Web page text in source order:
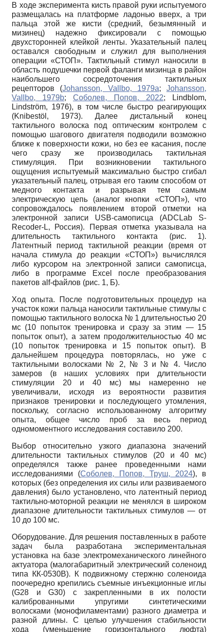
В ходе эксперимента кисть правой руки испытуемого
размещалась на платформе ладонью вверх, а три
пальца этой же кисти (средний, безымянный и
мизинец) надежно фиксировали с помощью
двухсторонней клейкой ленты. Указательный палец
оставался свободным и служил для выполнения
операции «СТОП». Тактильный стимул наносили в
область подушечки первой фаланги мизинца в район
наибольшего сосредоточения тактильных
рецепторов (Johansson, Vallbo, 1979a; Johansson,
Vallbo, 1979b; Соболев, Попов, 2022; Lindblom,
Lindström, 1976), в том числе быстро реагирующих
(Knibestöl, 1973). Далее дистальный конец
тактильного волоска под оптическим контролем с
помощью шагового двигателя подводили возможно
ближе к поверхности кожи, но без ее касания, после
чего сразу же производилась тактильная
стимуляция. При возникновении тактильного
ощущения испытуемый максимально быстро сгибал
указательный палец, отрывая его таким способом от
медного контакта и разрывая тем самым
электрическую цепь (аналог кнопки «СТОП»), что
сопровождалось появлением второй отметки на
электронной записи USB-самописца (ADCLab S-
Recoder-L, Россия). Первая отметка указывала на
длительность тактильного контакта (рис. 1).
Латентный период тактильной реакции (время от
начала стимула до реакции «СТОП») вычислялся
либо курсором на электронной записи самописца,
либо в программе Excel после преобразования
пакетов alf-файлов (рис. 1, Б).
Ход опыта. После подготовительных процедур на
участок кожи пальца наносили тактильные стимулы с
помощью тактильного волоска № 1 длительностью 20
мс (10 попыток тренировка и сразу за этим — 15
попыток опыт), а затем продолжительностью 40 мс
(10 попыток тренировка и 15 попыток опыт). В
дальнейшем процедура повторялась, но уже с
тактильными волосками № 2, № 3 и № 4. Число
замеров (в наших условиях при длительности
стимуляции 20 и 40 мс) мы намеренно не
увеличивали, исходя из вероятности развития
признаков тренировки и последующего утомления,
поскольку, согласно использованному алгоритму
опыта, общее число проб за весь период
одномоментного исследования составило 200.
Выбор относительно узкого диапазона значений
длительности тактильных стимулов (20 и 40 мс)
определялся также ранее проведенными нами
исследованиями (Соболев, Попов, Труш, 2024), в
которых (без определения их силы или развиваемого
давления) было установлено, что латентный период
тактильно-моторной реакции не менялся в широком
диапазоне длительности тактильных стимулов — от
10 до 100 мс.
Оборудование. Для решения поставленных в работе
задач была разработана экспериментальная
установка на базе электромеханического линейного
актуатора (малогабаритный электрический соленоид
типа КК-0530В). К подвижному стержню соленоида
поочередно крепились съемные инъекционные иглы
(G28 и G30) с закрепленными в их полости
калиброванными упругими синтетическими
волосками (монофиламентами) разного диаметра и
разной длины. С целью улучшения стабильности
хода (уменьшение горизонтального люфта)